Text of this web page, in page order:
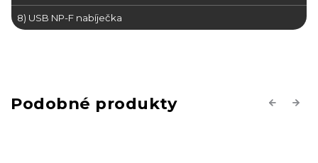
8) USB NP-F nabíječka
Previous
Next